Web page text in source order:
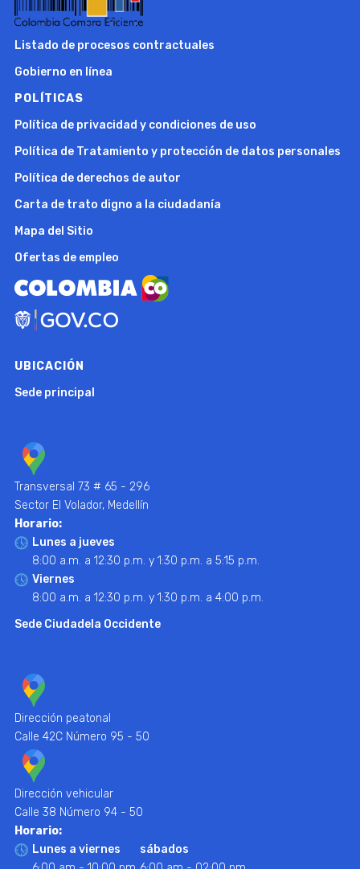
Listado de procesos contractuales
Gobierno en línea
POLÍTICAS
Política de privacidad y condiciones de uso
Política de Tratamiento y protección de datos personales
Política de derechos de autor
Carta de trato digno a la ciudadanía
Mapa del Sitio
Ofertas de empleo
UBICACIÓN
Sede principal
Transversal 73 # 65 - 296
Sector El Volador, Medellín
Horario:
Lunes a jueves
8:00 a.m. a 12:30 p.m. y 1:30 p.m. a 5:15 p.m.
Viernes
8:00 a.m. a 12:30 p.m. y 1:30 p.m. a 4:00 p.m.
Sede Ciudadela Occidente
Dirección peatonal
Calle 42C Número 95 - 50
Dirección vehicular
Calle 38 Número 94 - 50
Horario:
Lunes a viernes
sábados